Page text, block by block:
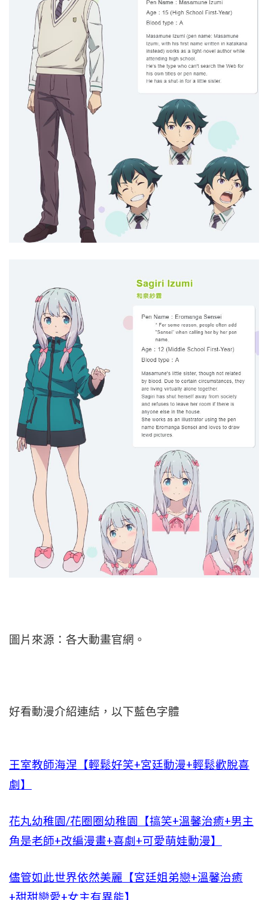
圖片來源：各大動畫官網。
好看動漫介紹連結，以下藍色字體
王室教師海涅【輕鬆好笑+宮廷動漫+輕鬆歡脫喜
劇】
花丸幼稚園/花圈圈幼稚園【搞笑+溫馨治癒+男主
角是老師+改編漫畫+喜劇+可愛萌娃動漫】
儘管如此世界依然美麗【宮廷姐弟戀+溫馨治癒
+甜甜戀愛+女主有異能】